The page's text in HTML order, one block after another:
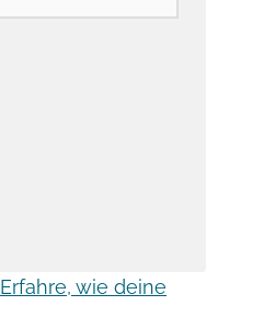
Erfahre, wie deine